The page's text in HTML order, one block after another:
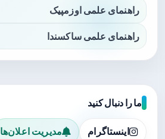
راهنمای علمی اوزمپیک
راهنمای علمی ساکسندا
ما را دنبال کنید
اینستاگرام مدیریت اعلان‌ها